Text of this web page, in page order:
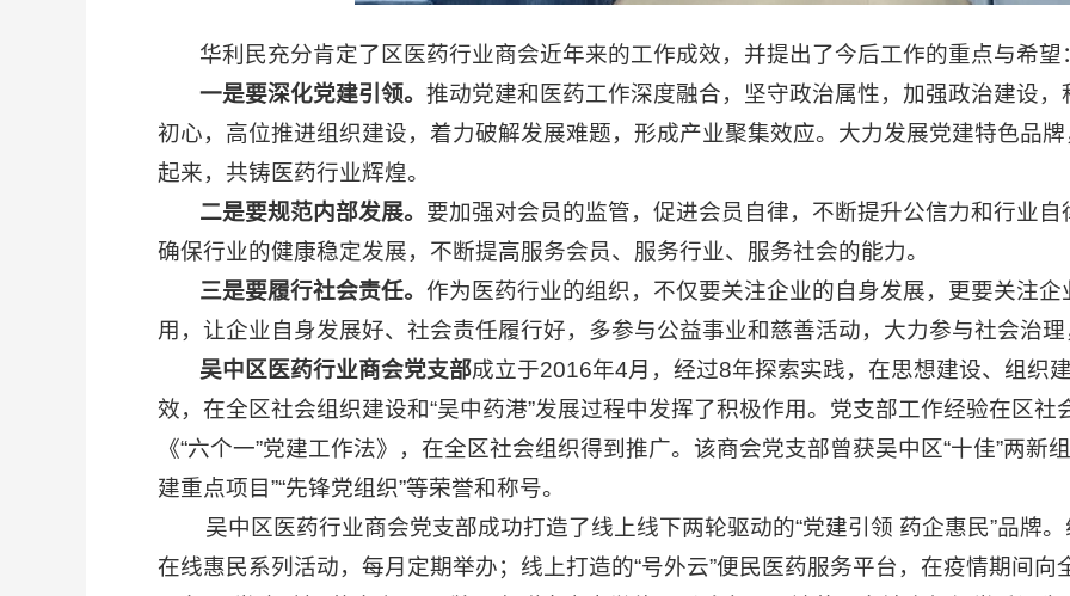
华利民充分肯定了区医药行业商会近年来的工作成效，并提出了今后工作的重点与希望
一是要深化党建引领。 推动党建和医药工作深度融合，坚守政治属性，加强政治建设
初心，高位推进组织建设，着力破解发展难题，形成产业聚集效应。大力发展党建特色品
起来，共铸医药行业辉煌。
二是要规范内部发展。 要加强对会员的监管，促进会员自律，不断提升公信力和行业
确保行业的健康稳定发展，不断提高服务会员、服务行业、服务社会的能力。
三是要履行社会责任。 作为医药行业的组织，不仅要关注企业的自身发展，更要关注
用，让企业自身发展好、社会责任履行好，多参与公益事业和慈善活动，大力参与社会治
吴中区医药行业商会党支部成立于2016年4月，经过8年探索实践，在思想建设、组织
效，在全区社会组织建设和“吴中药港”发展过程中发挥了积极作用。党支部工作经验在区
《“六个一”党建工作法》，在全区社会组织得到推广。该商会党支部曾获吴中区“十佳”两新
建重点项目”“先锋党组织”等荣誉和称号。
吴中区医药行业商会党支部成功打造了线上线下两轮驱动的“党建引领 药企惠民”品牌
在线惠民系列活动，每月定期举办；线上打造的“号外云”便民医药服务平台，在疫情期间